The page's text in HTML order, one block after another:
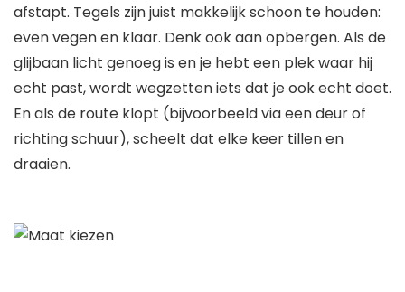
afstapt. Tegels zijn juist makkelijk schoon te houden:
even vegen en klaar. Denk ook aan opbergen. Als de
glijbaan licht genoeg is en je hebt een plek waar hij
echt past, wordt wegzetten iets dat je ook echt doet.
En als de route klopt (bijvoorbeeld via een deur of
richting schuur), scheelt dat elke keer tillen en
draaien.